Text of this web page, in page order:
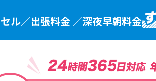
ル／出張料金 ／深夜早朝料金